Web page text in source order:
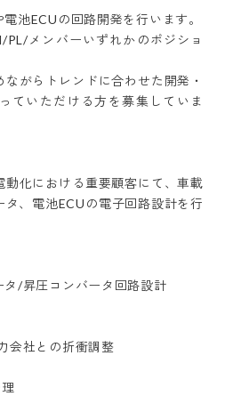
池ECUの回路開発を行います。
PL/メンバーいずれかのポジショ
がらトレンドに合わせた開発・
ていただける方を募集していま
動化における重要顧客にて、車載
、電池ECUの電子回路設計を行
タ/昇圧コンバータ回路設計
会社との折衝調整